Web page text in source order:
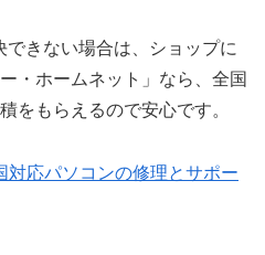
きない場合は、ショップに
・ホームネット」なら、全国
をもらえるので安心です。
対応パソコンの修理とサポー